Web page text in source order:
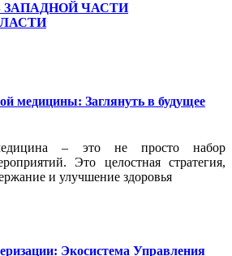
ЧАСТИ
медицины: Заглянуть в будущее
– это не просто набор
Это целостная стратегия,
и улучшение здоровья
Экосистема Управления